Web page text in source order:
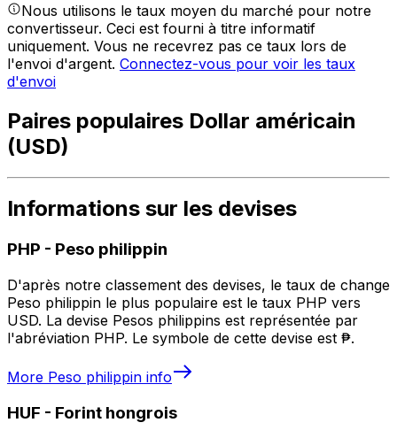
Nous utilisons le taux moyen du marché pour notre
convertisseur. Ceci est fourni à titre informatif
uniquement. Vous ne recevrez pas ce taux lors de
l'envoi d'argent. Connectez-vous pour voir les taux
d'envoi
Paires populaires Dollar américain
(USD)
Informations sur les devises
PHP - Peso philippin
D'après notre classement des devises, le taux de change
Peso philippin le plus populaire est le taux PHP vers
USD. La devise Pesos philippins est représentée par
l'abréviation PHP. Le symbole de cette devise est ₱.
More Peso philippin info
HUF - Forint hongrois